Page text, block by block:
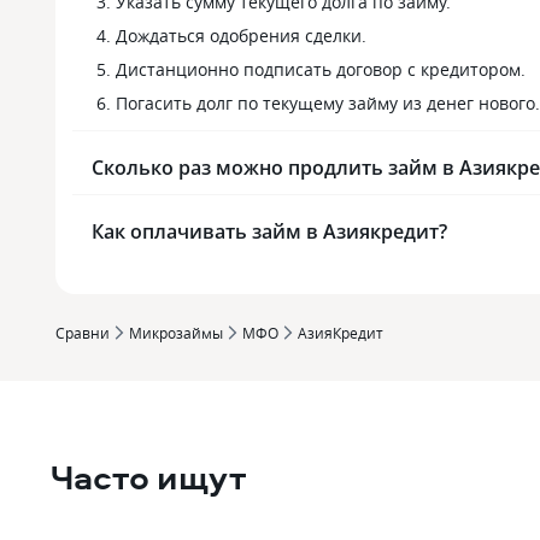
Дождаться одобрения сделки.
Дистанционно подписать договор с кредитором.
Погасить долг по текущему займу из денег нового.
Сколько раз можно продлить займ в
Как оплачивать займ в Азиякредит?
Сравни Микрозаймы МФО АзияКредит
Часто ищут